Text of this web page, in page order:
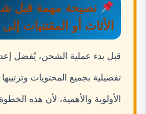
نصيحة مهمة قبل
الأثاث أو المقتنيات إلى
قبل بدء عملية الشحن، يُفضل
تفصيلية بجميع المحتويات
الأولوية والأهمية، لأن هذه